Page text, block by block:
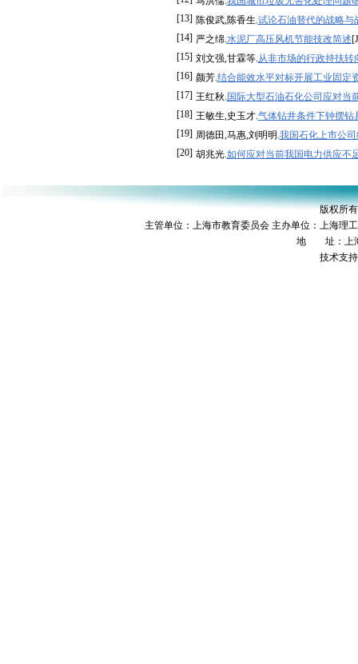
[13] 陈俊武,陈香生.试论石油替代的战略与
[14] 严之绵.水泥厂高压风机节能技改简述
[15] 刘文强,甘霖等.从非市场的行政持扶
[16] 颜芳.结合能效水平对标开展工业固定
[17] 王红秋. 国际大型石油石化公司应对当
[18] 王敏生,史玉才.气体钻井条件下钟摆钻
[19] 周德田,马惠,刘明明.我国石化上市公
[20] 胡兆光.如何应对当前我国电力供应不
版权所
主管单位：上海市教育委员会 主办单位：上海
地 址：上海
技术支